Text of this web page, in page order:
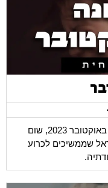
למרות שעברה שנה שלמה מאז השבעה באוקטובר 2023, שום
שממשיכים לכרוע